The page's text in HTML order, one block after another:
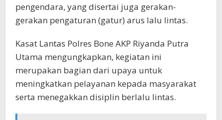
pengendara, yang disertai juga gerakan-
gerakan pengaturan (gatur) arus lalu lintas.
Kasat Lantas Polres Bone AKP Riyanda Putra
Utama mengungkapkan, kegiatan ini
merupakan bagian dari upaya untuk
meningkatkan pelayanan kepada masyarakat
serta menegakkan disiplin berlalu lintas.